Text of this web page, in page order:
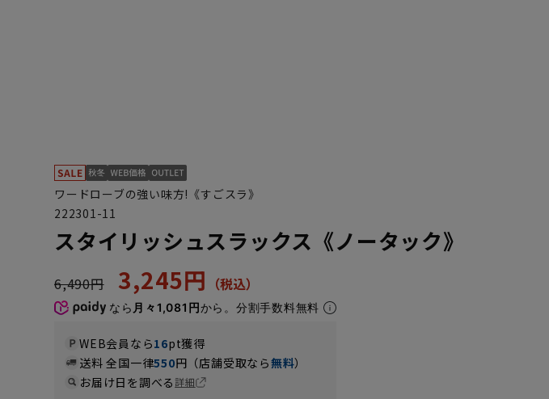
ワードローブの強い味方!《すごスラ》
222301-11
スタイリッシュスラックス《ノータック》
6,490円 3,245円
なら 月々1,081円から。分割手数料無料
WEB会員なら16pt獲得
送料 全国一律550円（店舗受取なら無料）
お届け日を調べる詳細